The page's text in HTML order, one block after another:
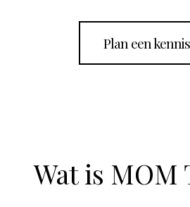
Plan een
Wat is MOM